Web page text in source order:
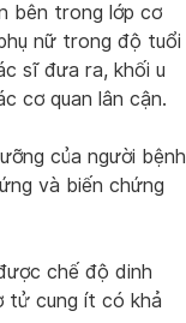
bên trong lớp cơ
nữ trong độ tuổi
sĩ đưa ra, khối u
cơ quan lân cận.
của người bệnh
và biến chứng
chế độ dinh
tử cung ít có khả